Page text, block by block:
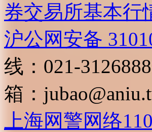
券交易所基本行
沪公网安备
线：021-
箱：
上海网警网络110